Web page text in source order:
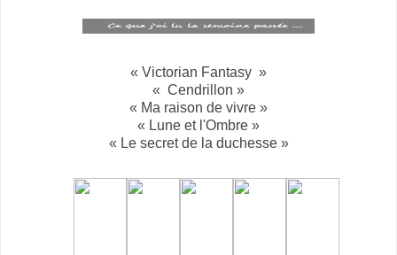
« Victorian Fantasy »
« Cendrillon »
« Ma raison de vivre »
« Lune et l'Ombre »
« Le secret de la duchesse »